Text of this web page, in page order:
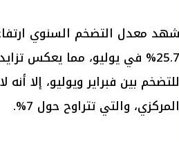
25.7% في يوليو، مما يعكس
للتضخم بين فبراير ويوليو، إلا
المركزي، والتي تتراوح حول 7%.